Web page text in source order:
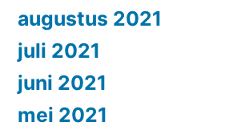
augustus 2021
juli 2021
juni 2021
mei 2021